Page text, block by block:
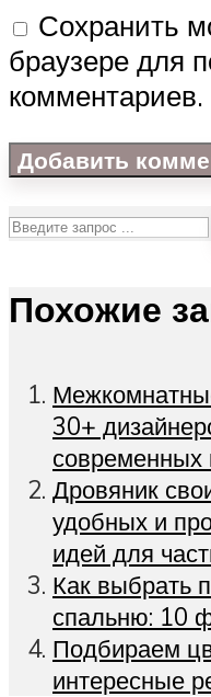
Сохранить
браузере для
комментариев.
Похожие
30+
современных
Дровяник
удобных и
идей для
Как выбрать
спальню: 10
Подбираем
интересные